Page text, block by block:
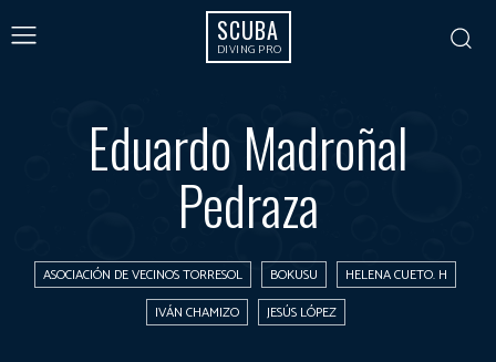
SCUBA
DIVING PRO
Eduardo Madroñal
Pedraza
ASOCIACIÓN DE VECINOS TORRESOL BOKUSU
HELENA CUETO. H
IVÁN CHAMIZO
JESÚS LÓPEZ